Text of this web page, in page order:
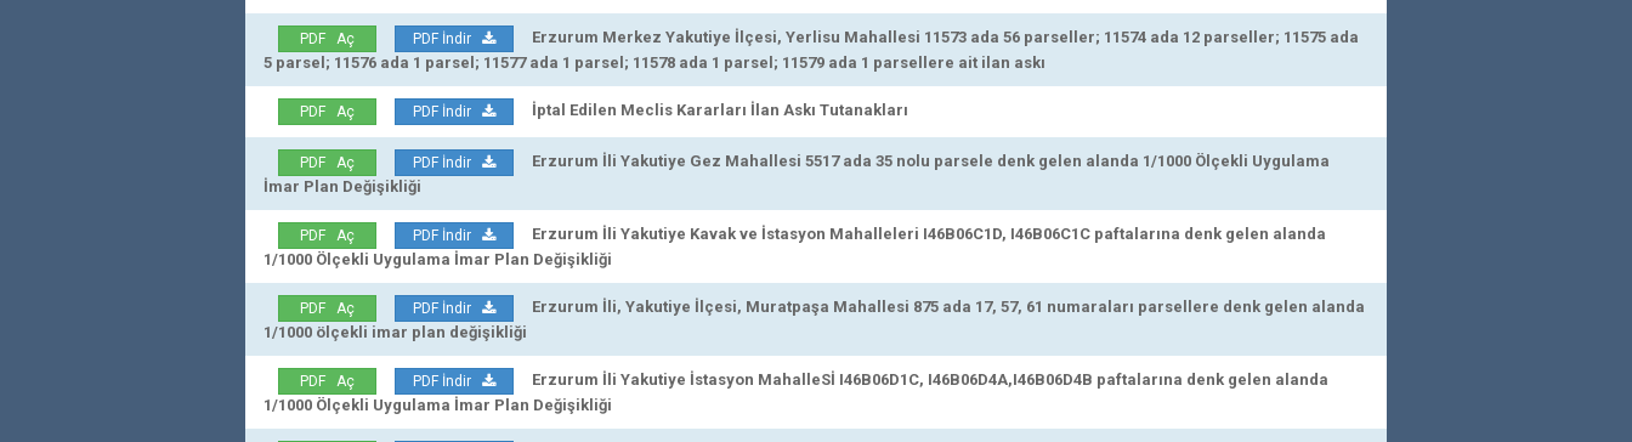
PDF Aç PDF İndir
Erzurum Merkez Yakutiye İlçesi, Yerlisu Mahallesi 11573 ada 56 parseller; 11574 ada 12 parseller; 11575 ada
5 parsel; 11576 ada 1 parsel; 11577 ada 1 parsel; 11578 ada 1 parsel; 11579 ada 1 parsellere ait ilan askı
PDF Aç PDF İndir İptal Edilen Meclis Kararları İlan Askı Tutanakları
PDF Aç PDF İndir
Erzurum İli Yakutiye Gez Mahallesi 5517 ada 35 nolu parsele denk gelen alanda 1/1000 Ölçekli Uygulama
İmar Plan Değişikliği
PDF Aç PDF İndir
Erzurum İli Yakutiye Kavak ve İstasyon Mahalleleri I46B06C1D, I46B06C1C paftalarına denk gelen alanda
1/1000 Ölçekli Uygulama İmar Plan Değişikliği
PDF Aç PDF İndir
Erzurum İli, Yakutiye İlçesi, Muratpaşa Mahallesi 875 ada 17, 57, 61 numaraları parsellere denk gelen alanda
1/1000 ölçekli imar plan değişikliği
PDF Aç PDF İndir
Erzurum İli Yakutiye İstasyon MahalleSİ I46B06D1C, I46B06D4A,I46B06D4B paftalarına denk gelen alanda
1/1000 Ölçekli Uygulama İmar Plan Değişikliği